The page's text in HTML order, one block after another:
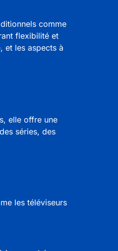
comme
flexibilité et
et les aspects à
elle offre une
séries, des
les téléviseurs